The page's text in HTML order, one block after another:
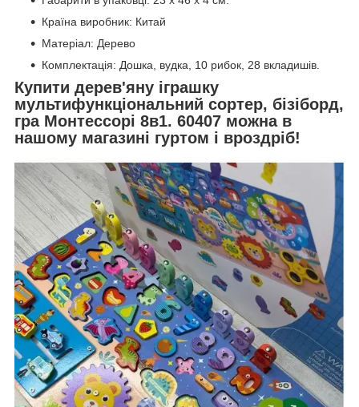
Країна виробник: Китай
Матеріал: Дерево
Комплектація: Дошка, вудка, 10 рибок, 28 вкладишів.
Купити дерев'яну іграшку
мультифункціональний сортер, бізіборд,
гра Монтессорі 8в1. 60407 можна в
нашому магазині гуртом і вроздріб!